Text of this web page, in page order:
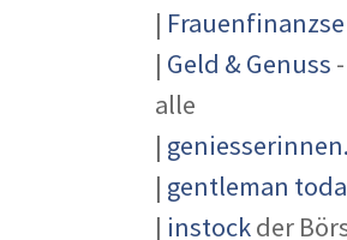
|
| Geld & Genuss
alle
|
| gentleman
| instockder